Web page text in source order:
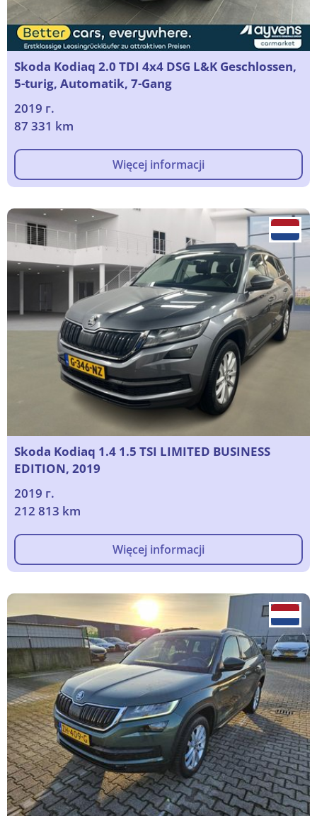
Skoda Kodiaq 2.0 TDI 4x4 DSG L&K Geschlossen,
5-turig, Automatik, 7-Gang
2019 г.
87 331 km
Więcej informacji
Skoda Kodiaq 1.4 1.5 TSI LIMITED BUSINESS
EDITION, 2019
2019 г.
212 813 km
Więcej informacji